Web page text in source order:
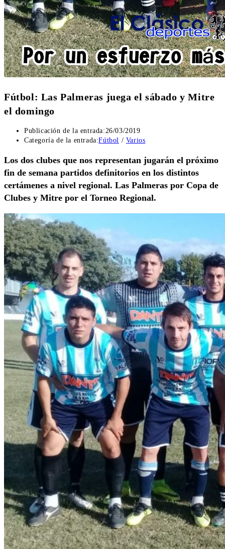
Fútbol: Las Palmeras juega el sábado y Mitre
el domingo
Publicación de la entrada:26/03/2019
Categoría de la entrada:Fútbol / Varios
Los dos clubes que nos representan jugarán el próximo
fin de semana partidos definitorios en los distintos
certámenes a nivel regional. Las Palmeras por Copa de
Clubes y Mitre por el Torneo Regional.